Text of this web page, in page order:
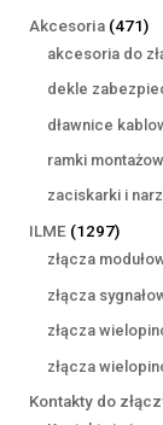
Akcesoria 471471
akcesoria do
dekle
dławnice
ramki
zaciskarki i
ILME 12971297
złącza
złącza
złącza
złącza
Kontakty do